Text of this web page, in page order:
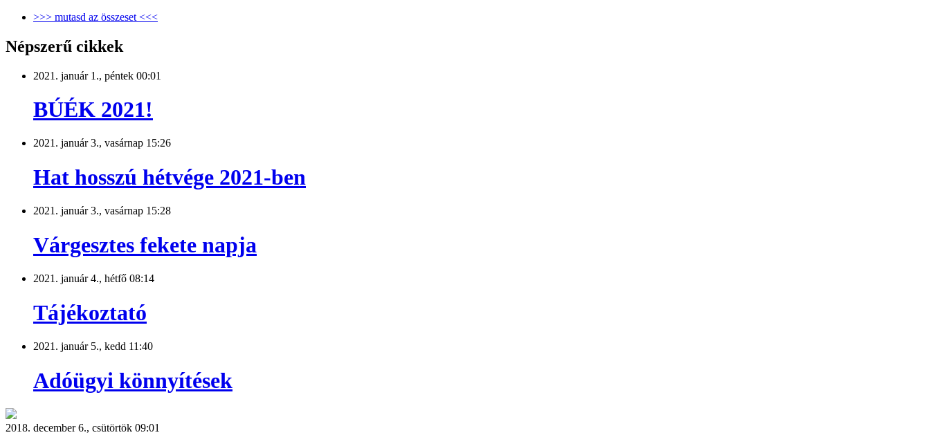
>>> mutasd az összeset <<<
Népszerű cikkek
2021. január 1., péntek 00:01
BÚÉK 2021!
2021. január 3., vasárnap 15:26
Hat hosszú hétvége 2021-ben
2021. január 3., vasárnap 15:28
Várgesztes fekete napja
2021. január 4., hétfő 08:14
Tájékoztató
2021. január 5., kedd 11:40
Adóügyi könnyítések
2018. december 6., csütörtök 09:01